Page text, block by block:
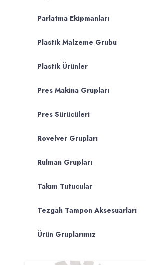
Parlatma Ekipmanları
Plastik Malzeme Grubu
Plastik Ürünler
Pres Makina Grupları
Pres Sürücüleri
Rovelver Grupları
Rulman Grupları
Takım Tutucular
Tezgah Tampon Aksesuarları
Ürün Gruplarımız